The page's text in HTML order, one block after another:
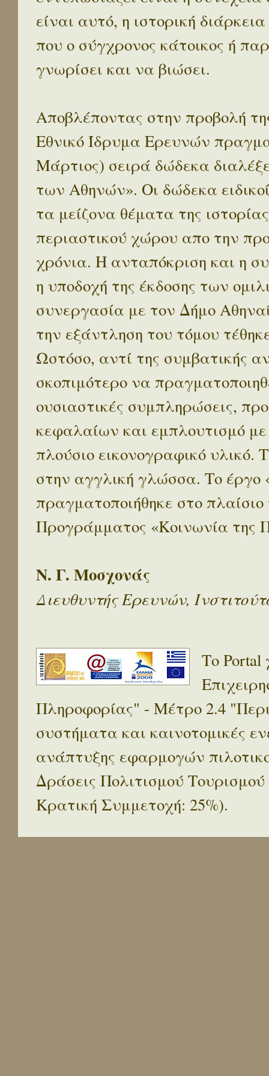
είναι αυτό, η ιστορική
που ο σύγχρονος κάτοικος ή
γνωρίσει και να βιώσει.
Αποβλέποντας στην προβολή
Εθνικό Ίδρυμα Ερευνών
Μάρτιος) σειρά δώδεκα
των Αθηνών». Οι δώδεκα
τα μείζονα θέματα της
περιαστικού χώρου απο την
χρόνια. Η ανταπόκριση και η
η υποδοχή της έκδοσης των
συνεργασία με τον Δήμο
την εξάντληση του τόμου
Ωστόσο, αντί της συμβατικής
σκοπιμότερο να
ουσιαστικές συμπληρώσεις,
κεφαλαίων και εμπλουτισμό
πλούσιο εικονογραφικό
στην αγγλική γλώσσα. Το
πραγματοποιήθηκε στο
Προγράμματος «Κοινωνία της
Ν. Γ. Μοσχονάς
Διευθυντής Ερευνών,
Το Portal
Πληροφορίας" - Μέτρο 2.4
συστήματα και καινοτομικές
ανάπτυξης εφαρμογών
Δράσεις Πολιτισμού
Κρατική Συμμετοχή: 25%).